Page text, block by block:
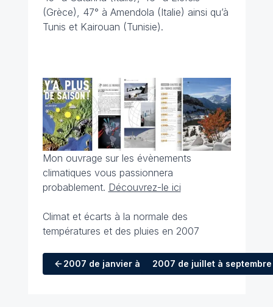
(Grèce), 47° à Amendola (Italie) ainsi qu’à
Tunis et Kairouan (Tunisie).
Mon ouvrage sur les évènements
climatiques vous passionnera
probablement. Découvrez-le ici
Climat et écarts à la normale des
températures et des pluies en 2007
2007 de janvier à mars2007 de juillet à septembre